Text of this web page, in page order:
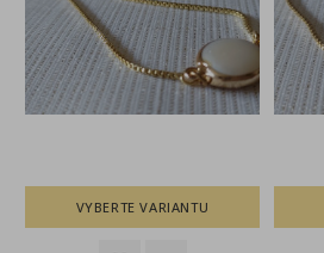
VYBERTE VARIANTU